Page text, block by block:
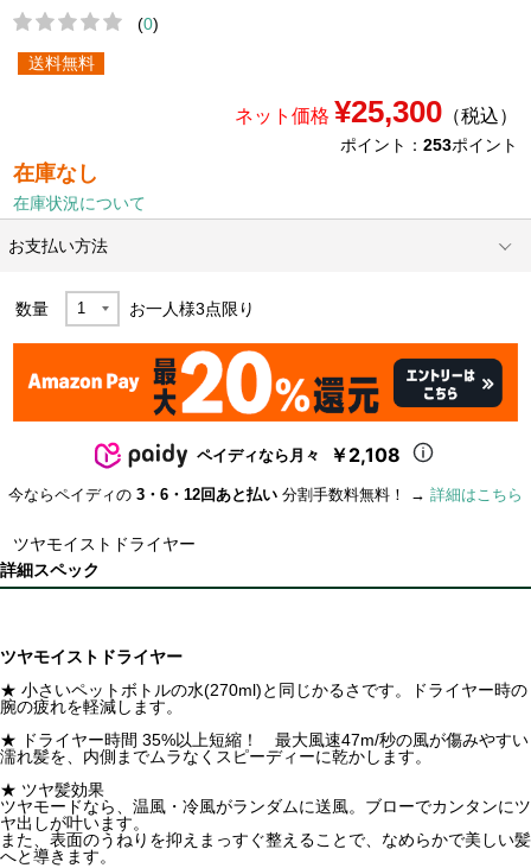
(0)
送料無料
ネット価格 ¥25,300（税込）
ポイント： 253ポイント
在庫なし
在庫状況について
お支払い方法
数量 お一人様3点限り
ペイディなら月々 ￥2,108
今ならペイディの 3・6・12回あと払い 分割手数料無料！ → 詳細はこちら
ツヤモイストドライヤー
詳細スペック
ツヤモイストドライヤー
★ 小さいペットボトルの水(270ml)と同じかるさです。ドライヤー時の
腕の疲れを軽減します。
★ ドライヤー時間 35%以上短縮！ 最大風速47m/秒の風が傷みやすい
濡れ髪を、内側までムラなくスピーディーに乾かします。
★ ツヤ髪効果
ツヤモードなら、温風・冷風がランダムに送風。ブローでカンタンにツ
ヤ出しが叶います。
また、表面のうねりを抑えまっすぐ整えることで、なめらかで美しい髪
へと導きます。